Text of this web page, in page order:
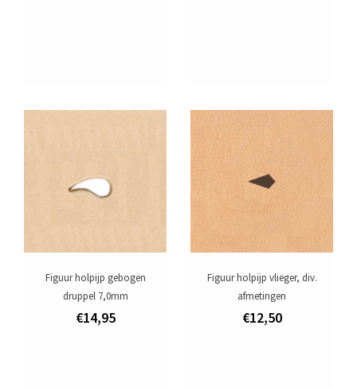
Figuur holpijp gebogen
druppel 7,0mm
€14,95
Figuur holpijp vlieger, div.
afmetingen
€12,50